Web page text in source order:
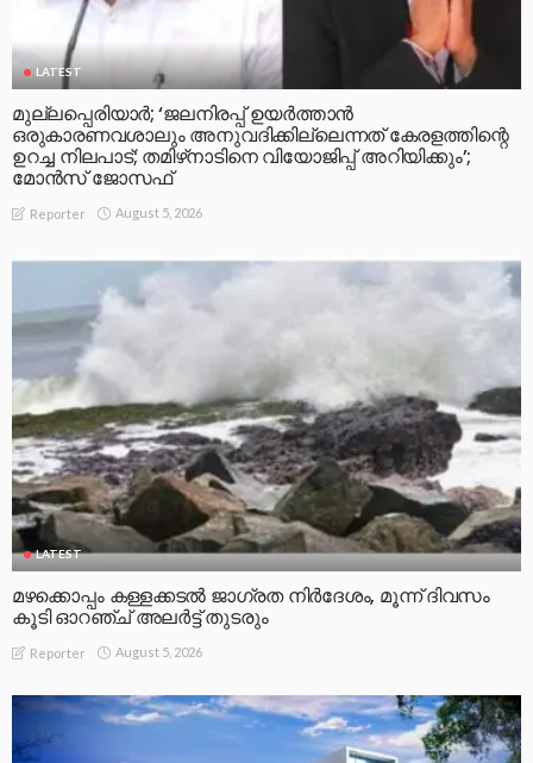
LATEST
മുല്ലപ്പെരിയാര്‍; ‘ജലനിരപ്പ് ഉയര്‍ത്താന്‍
ഒരുകാരണവശാലും അനുവദിക്കില്ലെന്നത് കേരളത്തിന്റെ
ഉറച്ച നിലപാട്; തമിഴ്‌നാടിനെ വിയോജിപ്പ് അറിയിക്കും’;
മോന്‍സ് ജോസഫ്
Reporter August 5, 2026
LATEST
മഴക്കൊപ്പം കള്ളക്കടൽ ജാഗ്രത നിർദേശം, മൂന്ന് ദിവസം
കൂടി ഓറഞ്ച് അലർട്ട് തുടരും
Reporter August 5, 2026